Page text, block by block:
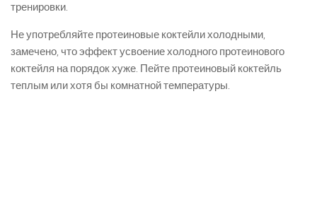
тренировки.
Не употребляйте протеиновые коктейли холодными,
замечено, что эффект усвоение холодного протеинового
коктейля на порядок хуже. Пейте протеиновый коктейль
теплым или хотя бы комнатной температуры.